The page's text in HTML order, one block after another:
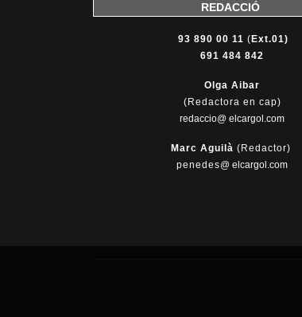
REDACCIÓ
93 890 00 11 ( Ext.01)
691 484 842
Olga Aibar
(Redactora en cap)
redaccio@ elcargol.com
Marc Aguilà (Redactor)
penedes@ elcargol.com